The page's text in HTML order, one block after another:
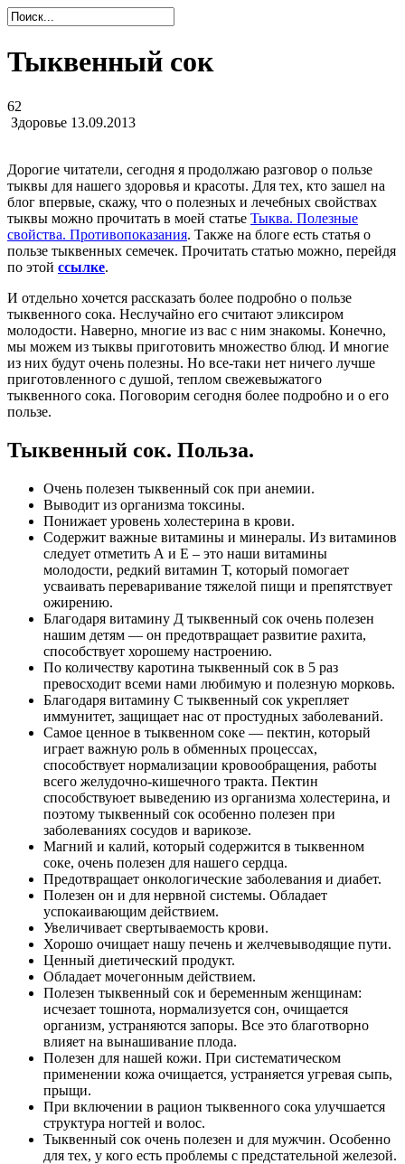
Тыквенный сок
62
Здоровье 13.09.2013
Дорогие читатели, сегодня я продолжаю разговор о пользе
тыквы для нашего здоровья и красоты. Для тех, кто зашел на
блог впервые, скажу, что о полезных и лечебных свойствах
тыквы можно прочитать в моей статье Тыква. Полезные
свойства. Противопоказания. Также на блоге есть статья о
пользе тыквенных семечек. Прочитать статью можно, перейдя
по этой ссылке.
И отдельно хочется рассказать более подробно о пользе
тыквенного сока. Неслучайно его считают эликсиром
молодости. Наверно, многие из вас с ним знакомы. Конечно,
мы можем из тыквы приготовить множество блюд. И многие
из них будут очень полезны. Но все-таки нет ничего лучше
приготовленного с душой, теплом свежевыжатого
тыквенного сока. Поговорим сегодня более подробно и о его
пользе.
Тыквенный сок. Польза.
Очень полезен тыквенный сок при анемии.
Выводит из организма токсины.
Понижает уровень холестерина в крови.
Содержит важные витамины и минералы. Из витаминов
следует отметить А и Е – это наши витамины
молодости, редкий витамин Т, который помогает
усваивать переваривание тяжелой пищи и препятствует
ожирению.
Благодаря витамину Д тыквенный сок очень полезен
нашим детям — он предотвращает развитие рахита,
способствует хорошему настроению.
По количеству каротина тыквенный сок в 5 раз
превосходит всеми нами любимую и полезную морковь.
Благодаря витамину С тыквенный сок укрепляет
иммунитет, защищает нас от простудных заболеваний.
Самое ценное в тыквенном соке — пектин, который
играет важную роль в обменных процессах,
способствует нормализации кровообращения, работы
всего желудочно-кишечного тракта. Пектин
способствуюет выведению из организма холестерина, и
поэтому тыквенный сок особенно полезен при
заболеваниях сосудов и варикозе.
Магний и калий, который содержится в тыквенном
соке, очень полезен для нашего сердца.
Предотвращает онкологические заболевания и диабет.
Полезен он и для нервной системы. Обладает
успокаивающим действием.
Увеличивает свертываемость крови.
Хорошо очищает нашу печень и желчевыводящие пути.
Ценный диетический продукт.
Обладает мочегонным действием.
Полезен тыквенный сок и беременным женщинам:
исчезает тошнота, нормализуется сон, очищается
организм, устраняются запоры. Все это благотворно
влияет на вынашивание плода.
Полезен для нашей кожи. При систематическом
применении кожа очищается, устраняется угревая сыпь,
прыщи.
При включении в рацион тыквенного сока улучшается
структура ногтей и волос.
Тыквенный сок очень полезен и для мужчин. Особенно
для тех, у кого есть проблемы с предстательной железой.